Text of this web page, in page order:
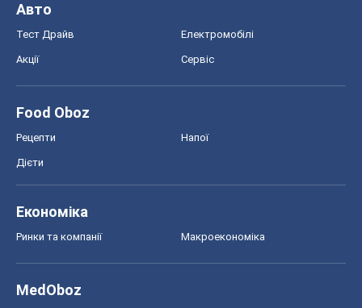
Авто
Тест Драйв Електромобілі
Акції Сервіс
Food Oboz
Рецепти Напої
Дієти
Економіка
Ринки та компанії Макроекономіка
MedOboz